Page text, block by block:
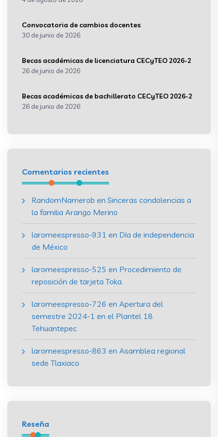
Convocatoria de cambios docentes
30 de junio de 2026
Becas académicas de licenciatura CECyTEO 2026-2
26 de junio de 2026
Becas académicas de bachillerato CECyTEO 2026-2
26 de junio de 2026
Comentarios recientes
RandomNamerob en Sinceras condolencias a
la familia Arango Merino
laromeespresso-931 en Día de independencia
de México
laromeespresso-525 en Procedimiento de
reposición de tarjeta Toka.
laromeespresso-726 en Apertura del
semestre 2024-1 en el Plantel 18
Tehuantepec
laromeespresso-863 en Asamblea regional
sede Tlaxiaco
Reseña